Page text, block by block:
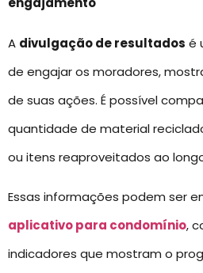
A divulgação de resultados é
de engajar os moradores,
de suas ações. É possível
quantidade de material
ou itens reaproveitados ao
Essas informações podem ser
aplicativo para condomínio,
indicadores que mostram o